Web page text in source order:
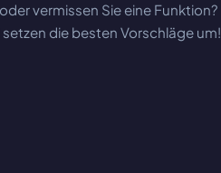
vermissen Sie eine Funktion?
die besten Vorschläge um!